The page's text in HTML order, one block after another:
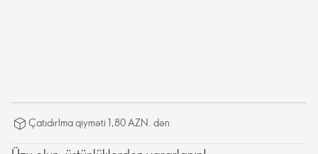
Çatıdırlma qiyməti 1,80 AZN. dən